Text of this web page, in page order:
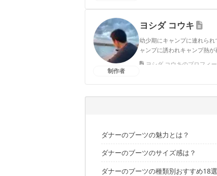
制作者
ヨシダ コウキ
幼少期にキャンプに連れら
ャンプに誘われキャンプ熱が
ヨシダ コウキのプロフィ
ダナーのブーツの魅力とは？
大人カジュアルな街履きブーツとして
おしゃれなデザインと機能性を両立！
ダナーのブーツのサイズ感は？
ダナーのブーツの種類別おすすめ18選